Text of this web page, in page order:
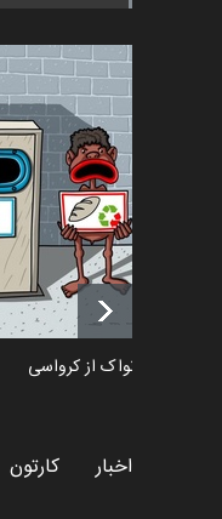
دمیر نواک از کرواسی
اخبار کارتون